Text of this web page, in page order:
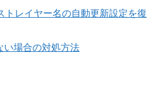
トレイヤー名の自動更新設定を復
い場合の対処方法